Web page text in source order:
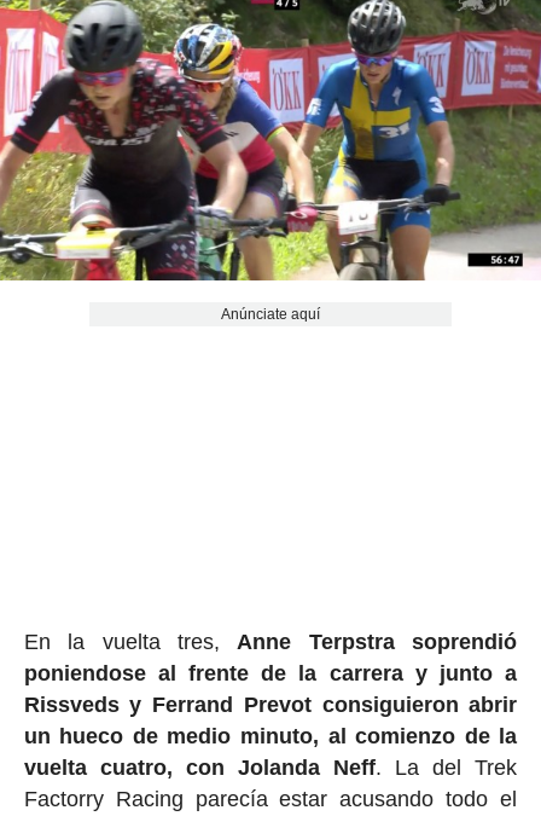
Anúnciate aquí
En la vuelta tres, Anne Terpstra soprendió
poniendose al frente de la carrera y junto a
Rissveds y Ferrand Prevot consiguieron abrir
un hueco de medio minuto, al comienzo de la
vuelta cuatro, con Jolanda Neff. La del Trek
Factorry Racing parecía estar acusando todo el